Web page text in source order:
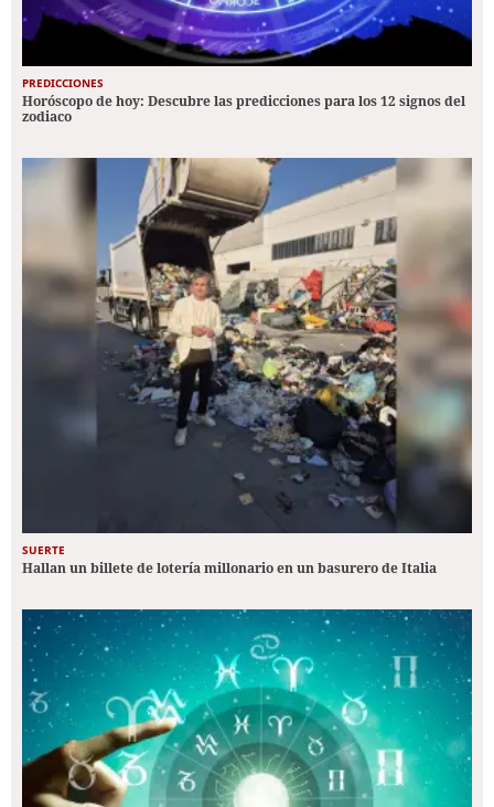
PREDICCIONES
Horóscopo de hoy: Descubre las predicciones para los 12 signos del
zodiaco
SUERTE
Hallan un billete de lotería millonario en un basurero de Italia